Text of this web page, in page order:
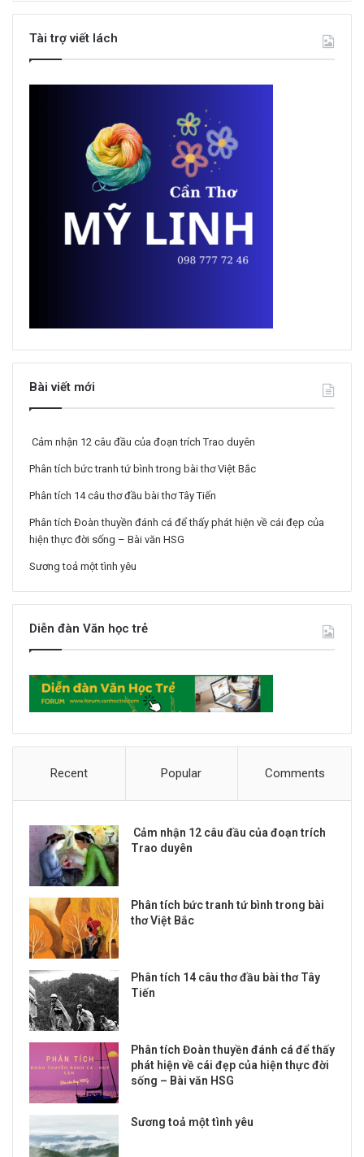
Tài trợ viết lách
Bài viết mới
Cảm nhận 12 câu đầu của đoạn trích Trao duyên
Phân tích bức tranh tứ bình trong bài thơ Việt Bắc
Phân tích 14 câu thơ đầu bài thơ Tây Tiến
Phân tích Đoàn thuyền đánh cá để thấy phát hiện về cái đẹp của
hiện thực đời sống – Bài văn HSG
Sương toả một tình yêu
Diễn đàn Văn học trẻ
Recent Popular Comments
Cảm nhận 12 câu đầu của đoạn trích
Trao duyên
Phân tích bức tranh tứ bình trong bài
thơ Việt Bắc
Phân tích 14 câu thơ đầu bài thơ Tây
Tiến
Phân tích Đoàn thuyền đánh cá để thấy
phát hiện về cái đẹp của hiện thực đời
sống – Bài văn HSG
Sương toả một tình yêu